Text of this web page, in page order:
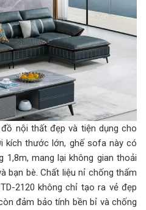
nội thất đẹp và tiện dụng cho
kích thước lớn, ghế sofa này có
1,8m, mang lại không gian thoải
bạn bè. Chất liệu nỉ chống thấm
2120 không chỉ tạo ra vẻ đẹp
đảm bảo tính bền bỉ và chống